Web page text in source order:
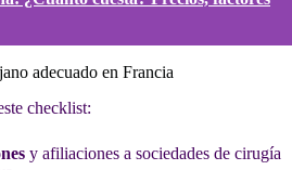
adecuado en Francia
checklist:
y afiliaciones a sociedades de cirugía